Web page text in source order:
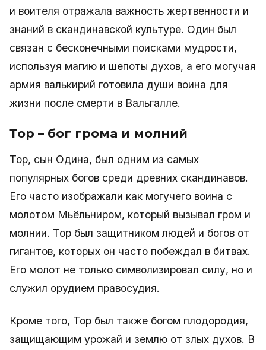
и воителя отражала важность жертвенности и
знаний в скандинавской культуре. Один был
связан с бесконечными поисками мудрости,
используя магию и шепоты духов, а его могучая
армия валькирий готовила души воина для
жизни после смерти в Вальгалле.
Тор – бог грома и молний
Тор, сын Одина, был одним из самых
популярных богов среди древних скандинавов.
Его часто изображали как могучего воина с
молотом Мьёльниром, который вызывал гром и
молнии. Тор был защитником людей и богов от
гигантов, которых он часто побеждал в битвах.
Его молот не только символизировал силу, но и
служил орудием правосудия.
Кроме того, Тор был также богом плодородия,
защищающим урожай и землю от злых духов. В